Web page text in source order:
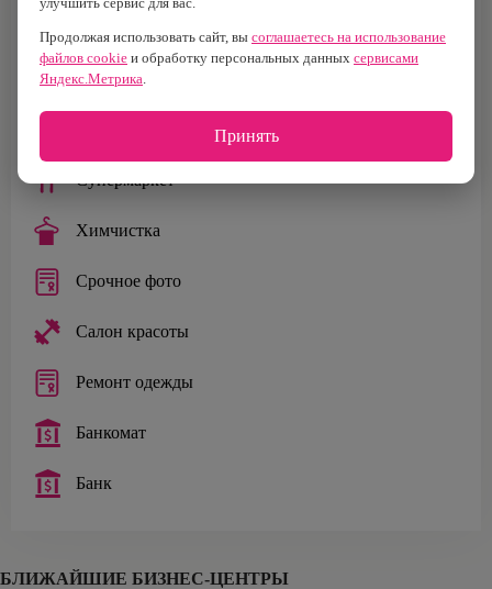
Медицинский центр
Аптека
Супермаркет
Химчистка
Срочное фото
Салон красоты
Ремонт одежды
Банкомат
Банк
БЛИЖАЙШИЕ БИЗНЕС-ЦЕНТРЫ
Продолжая использовать сайт, вы соглашаетесь на использование
файлов cookie и обработку персональных данных сервисами
Яндекс.Метрика
Принять